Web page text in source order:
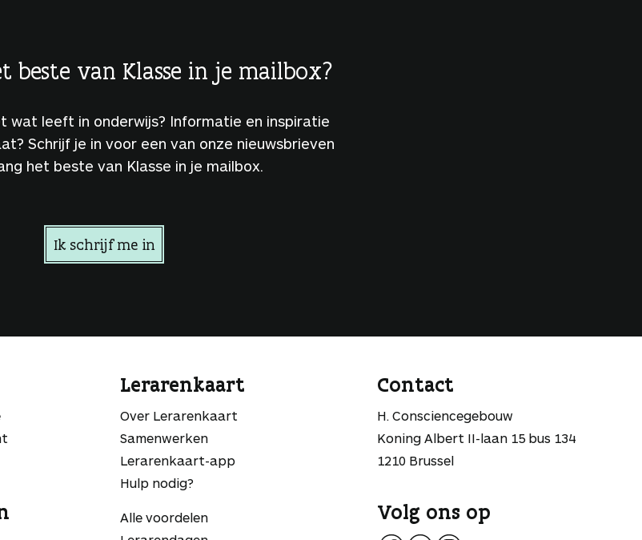
beste van Klasse in je mailbox?
wat leeft in onderwijs? Informatie en inspiratie
Schrijf je in voor een van onze nieuwsbrieven
het beste van Klasse in je mailbox.
Ik schrijf me in
Lerarenkaart
Over Lerarenkaart
Samenwerken
Lerarenkaart-app
Hulp nodig?
Alle voordelen
Contact
H. Consciencegebouw
Koning Albert II-laan 15 bus 134
1210 Brussel
Volg ons op